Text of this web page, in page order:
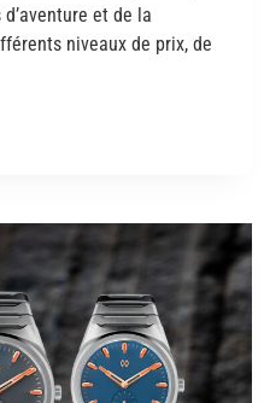
et de la
niveaux de prix, de